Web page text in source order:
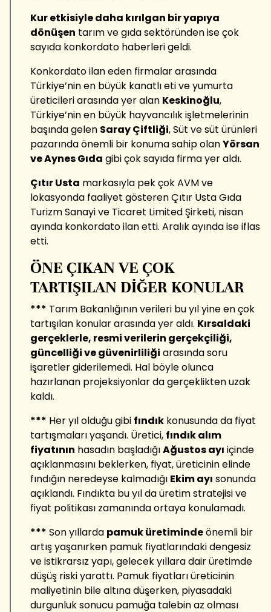
Kur etkisiyle daha kırılgan bir yapıya
dönüşen tarım ve gıda sektöründen ise çok
sayıda konkordato haberleri geldi.
Konkordato ilan eden firmalar arasında
Türkiye’nin en büyük kanatlı eti ve yumurta
üreticileri arasında yer alan Keskinoğlu,
Türkiye’nin en büyük hayvancılık işletmelerinin
başında gelen Saray Çiftliği, Süt ve süt ürünleri
pazarında önemli bir konuma sahip olanYörsan
ve Aynes Gıda gibi çok sayıda firma yer aldı.
Çıtır Usta markasıyla pek çok AVM ve
lokasyonda faaliyet gösteren Çıtır Usta Gıda
Turizm Sanayi ve Ticaret Limited Şirketi, nisan
ayında konkordato ilan etti. Aralık ayında ise iflas
etti.
ÖNE ÇIKAN VE ÇOK
TARTIŞILAN DİĞER KONULAR
*** Tarım Bakanlığının verileri bu yıl yine en çok
tartışılan konular arasında yer aldı. Kırsaldaki
gerçeklerle, resmi verilerin gerçekçiliği,
güncelliği ve güvenirliliği arasında soru
işaretler giderilemedi. Hal böyle olunca
hazırlanan projeksiyonlar da gerçeklikten uzak
kaldı.
*** Her yıl olduğu gibi fındık konusunda da fiyat
tartışmaları yaşandı. Üretici, fındık alım
fiyatının hasadın başladığıAğustos ayı içinde
açıklanmasını beklerken, fiyat, üreticinin elinde
fındığın neredeyse kalmadığı Ekim ayı sonunda
açıklandı. Fındıkta bu yıl da üretim stratejisi ve
fiyat politikası zamanında ortaya konulamadı.
*** Son yıllarda pamuk üretimindeönemli bir
artış yaşanırken pamuk fiyatlarındaki dengesiz
ve istikrarsız yapı, gelecek yıllara dair üretimde
düşüş riski yarattı. Pamuk fiyatları üreticinin
maliyetinin bile altına düşerken, piyasadaki
durgunluk sonucu pamuğa talebin az olması